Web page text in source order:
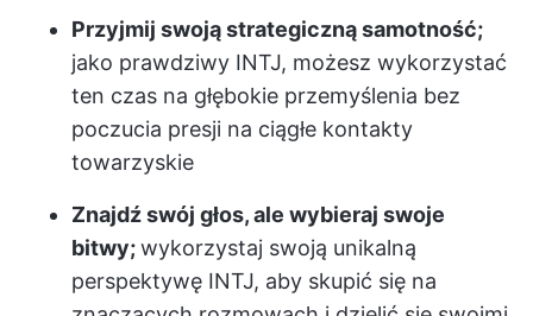
Przyjmij swoją strategiczną samotność;
jako prawdziwy INTJ, możesz wykorzystać
ten czas na głębokie przemyślenia bez
poczucia presji na ciągłe kontakty
towarzyskie
Znajdź swój głos, ale wybieraj swoje
bitwy;wykorzystaj swoją unikalną
perspektywę INTJ, aby skupić się na